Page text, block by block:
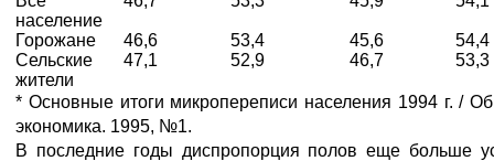
население
Горожане 46,6 53,4 45,6
54,4
Сельские
жители
47,1 52,9 46,7 53,3
* Основные итоги микропереписи населения 1994 г. /
экономика. 1995, №1.
В последние годы диспропорция полов еще больше